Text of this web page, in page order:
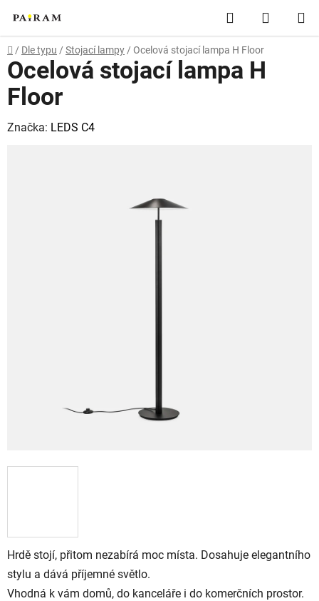
obsah
Hledat
KOŠÍK
Domů
/ Dle typu / Stojací lampy / Ocelová stojací lampa H Floor
Hrdě stojí, přitom nezabírá moc místa. Dosahuje elegantního
stylu a dává příjemné světlo.
Vhodná k vám domů, do kanceláře i do komerčních prostor.
Ocelová stojací lampa H
Floor
Značka: LEDS C4